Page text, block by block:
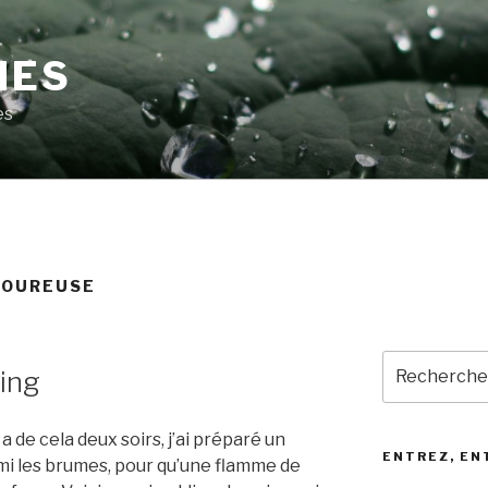
de cela deux soirs, j’ai préparé un
brumes, pour qu’une flamme de
pour
:
ENTREZ,